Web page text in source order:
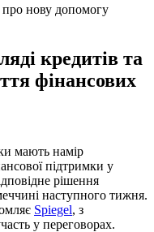
про нову допомогу
кредитів та
фінансових
мають намір
підтримки у
рішення
наступного тижня.
Spiegel, з
у переговорах.